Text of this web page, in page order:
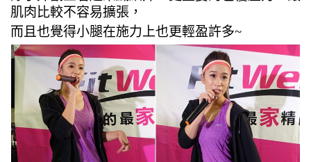
肌肉比較不容易擴張，
而且也覺得小腿在施力上也更輕盈許多~